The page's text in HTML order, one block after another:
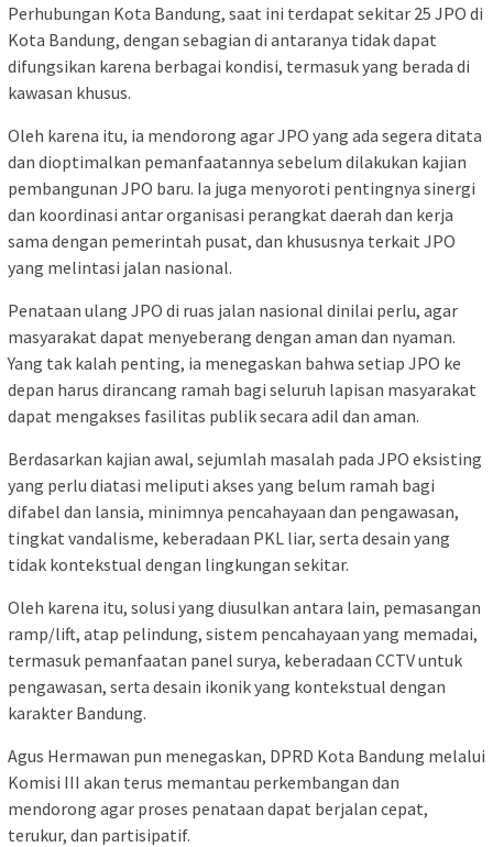
Perhubungan Kota Bandung, saat ini terdapat sekitar 25 JPO di
Kota Bandung, dengan sebagian di antaranya tidak dapat
difungsikan karena berbagai kondisi, termasuk yang berada di
kawasan khusus.
Oleh karena itu, ia mendorong agar JPO yang ada segera ditata
dan dioptimalkan pemanfaatannya sebelum dilakukan kajian
pembangunan JPO baru. Ia juga menyoroti pentingnya sinergi
dan koordinasi antar organisasi perangkat daerah dan kerja
sama dengan pemerintah pusat, dan khususnya terkait JPO
yang melintasi jalan nasional.
Penataan ulang JPO di ruas jalan nasional dinilai perlu, agar
masyarakat dapat menyeberang dengan aman dan nyaman.
Yang tak kalah penting, ia menegaskan bahwa setiap JPO ke
depan harus dirancang ramah bagi seluruh lapisan masyarakat
dapat mengakses fasilitas publik secara adil dan aman.
Berdasarkan kajian awal, sejumlah masalah pada JPO eksisting
yang perlu diatasi meliputi akses yang belum ramah bagi
difabel dan lansia, minimnya pencahayaan dan pengawasan,
tingkat vandalisme, keberadaan PKL liar, serta desain yang
tidak kontekstual dengan lingkungan sekitar.
Oleh karena itu, solusi yang diusulkan antara lain, pemasangan
ramp/lift, atap pelindung, sistem pencahayaan yang memadai,
termasuk pemanfaatan panel surya, keberadaan CCTV untuk
pengawasan, serta desain ikonik yang kontekstual dengan
karakter Bandung.
Agus Hermawan pun menegaskan, DPRD Kota Bandung melalui
Komisi III akan terus memantau perkembangan dan
mendorong agar proses penataan dapat berjalan cepat,
terukur, dan partisipatif.